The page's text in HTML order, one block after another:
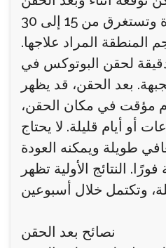
الجلسة عادة قصيرة وتستغرق من 15 إلى 30
المراد علاجها.
لحقن البوتوكس في
بعد الحقن، قد يظهر
مؤقت في مكان الحقن،
أو أيام قليلة. لا يحتاج
طويلة ويمكنه العودة
النتائج الأولية تظهر
نصائح بعد الحقن